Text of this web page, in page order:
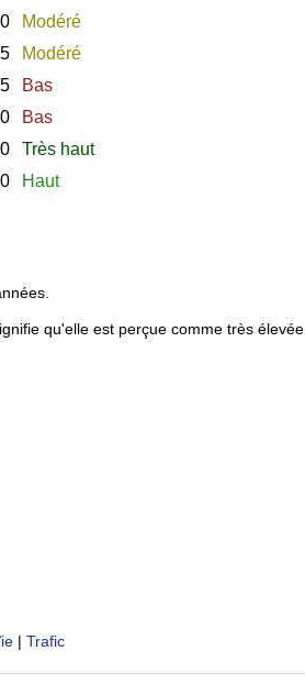
Modéré
Modéré
Bas
Bas
Très haut
Haut
qu'elle est perçue comme très élevée.
| Trafic